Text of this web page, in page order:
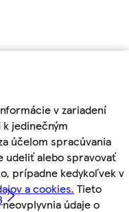
v zariadení
jedinečným
účelom spracúvania
udeliť alebo spravovať
prípadne kedykoľvek v
a cookies. Tieto
údaje o